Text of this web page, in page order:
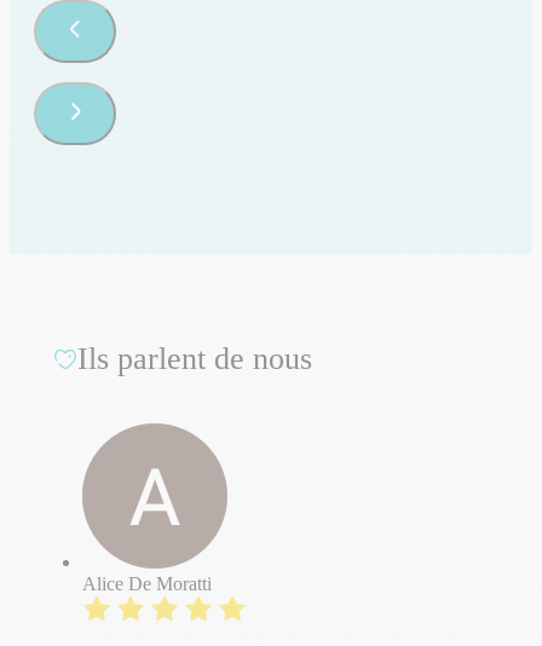
Ils parlent de nous
Alice De Moratti